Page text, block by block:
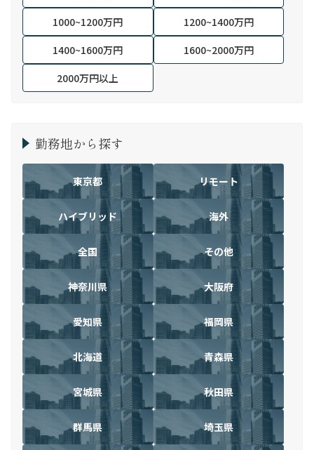
1000~1200万円
1200~1400万円
1400~1600万円
1600~2000万円
2000万円以上
勤務地から探す
東京都 リモート
ハイブリッド 海外
全国 その他
神奈川県 大阪府
愛知県 福岡県
北海道 青森県
宮城県 秋田県
群馬県 埼玉県